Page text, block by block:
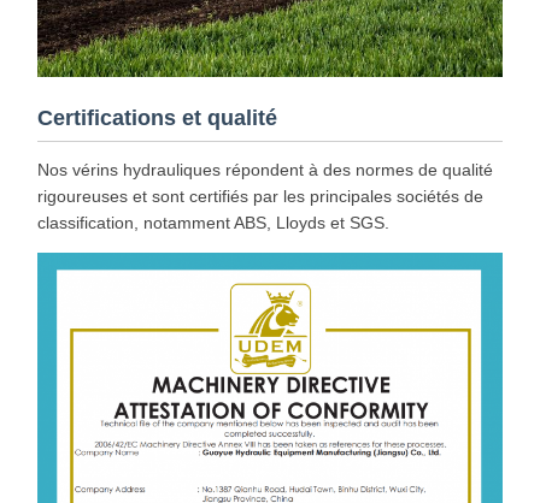
Certifications et qualité
Nos vérins hydrauliques répondent à des normes de qualité
rigoureuses et sont certifiés par les principales sociétés de
classification, notamment ABS, Lloyds et SGS.